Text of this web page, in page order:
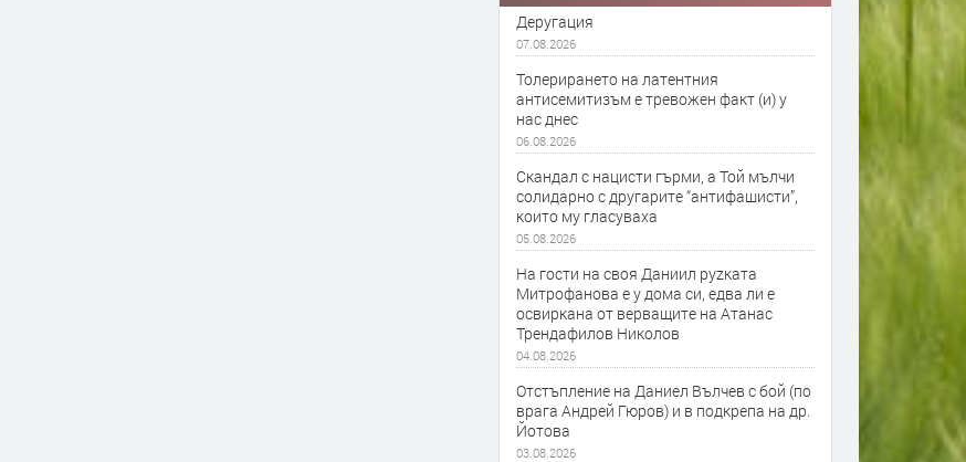
Деругация
07.08.2026
Толерирането на латентния
антисемитизъм е тревожен факт (и) у
нас днес
06.08.2026
Скандал с нацисти гърми, а Той мълчи
солидарно с другарите “антифашисти”,
които му гласуваха
05.08.2026
На гости на своя Даниил руzката
Митрофанова е у дома си, едва ли е
освиркана от верващите на Атанас
Трендафилов Николов
04.08.2026
Отстъпление на Даниел Вълчев с бой (по
врага Андрей Гюров) и в подкрепа на др.
Йотова
03.08.2026